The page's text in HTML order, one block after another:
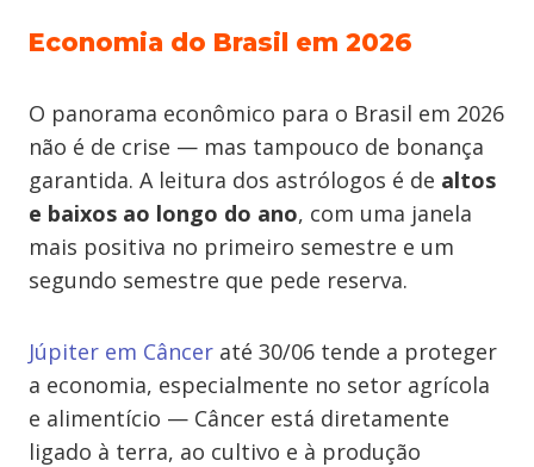
Economia do Brasil em 2026
O panorama econômico para o Brasil em 2026
não é de crise — mas tampouco de bonança
garantida. A leitura dos astrólogos é de altos
e baixos ao longo do ano, com uma janela
mais positiva no primeiro semestre e um
segundo semestre que pede reserva.
Júpiter em Câncer até 30/06 tende a proteger
a economia, especialmente no setor agrícola
e alimentício — Câncer está diretamente
ligado à terra, ao cultivo e à produção